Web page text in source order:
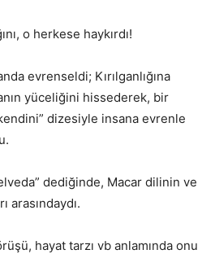
o herkese haykırdı!
evrenseldi; Kırılganlığına
yüceliğini hissederek, bir
dizesiyle insana evrenle
dediğinde, Macar dilinin ve
arasındaydı.
hayat tarzı vb anlamında onu